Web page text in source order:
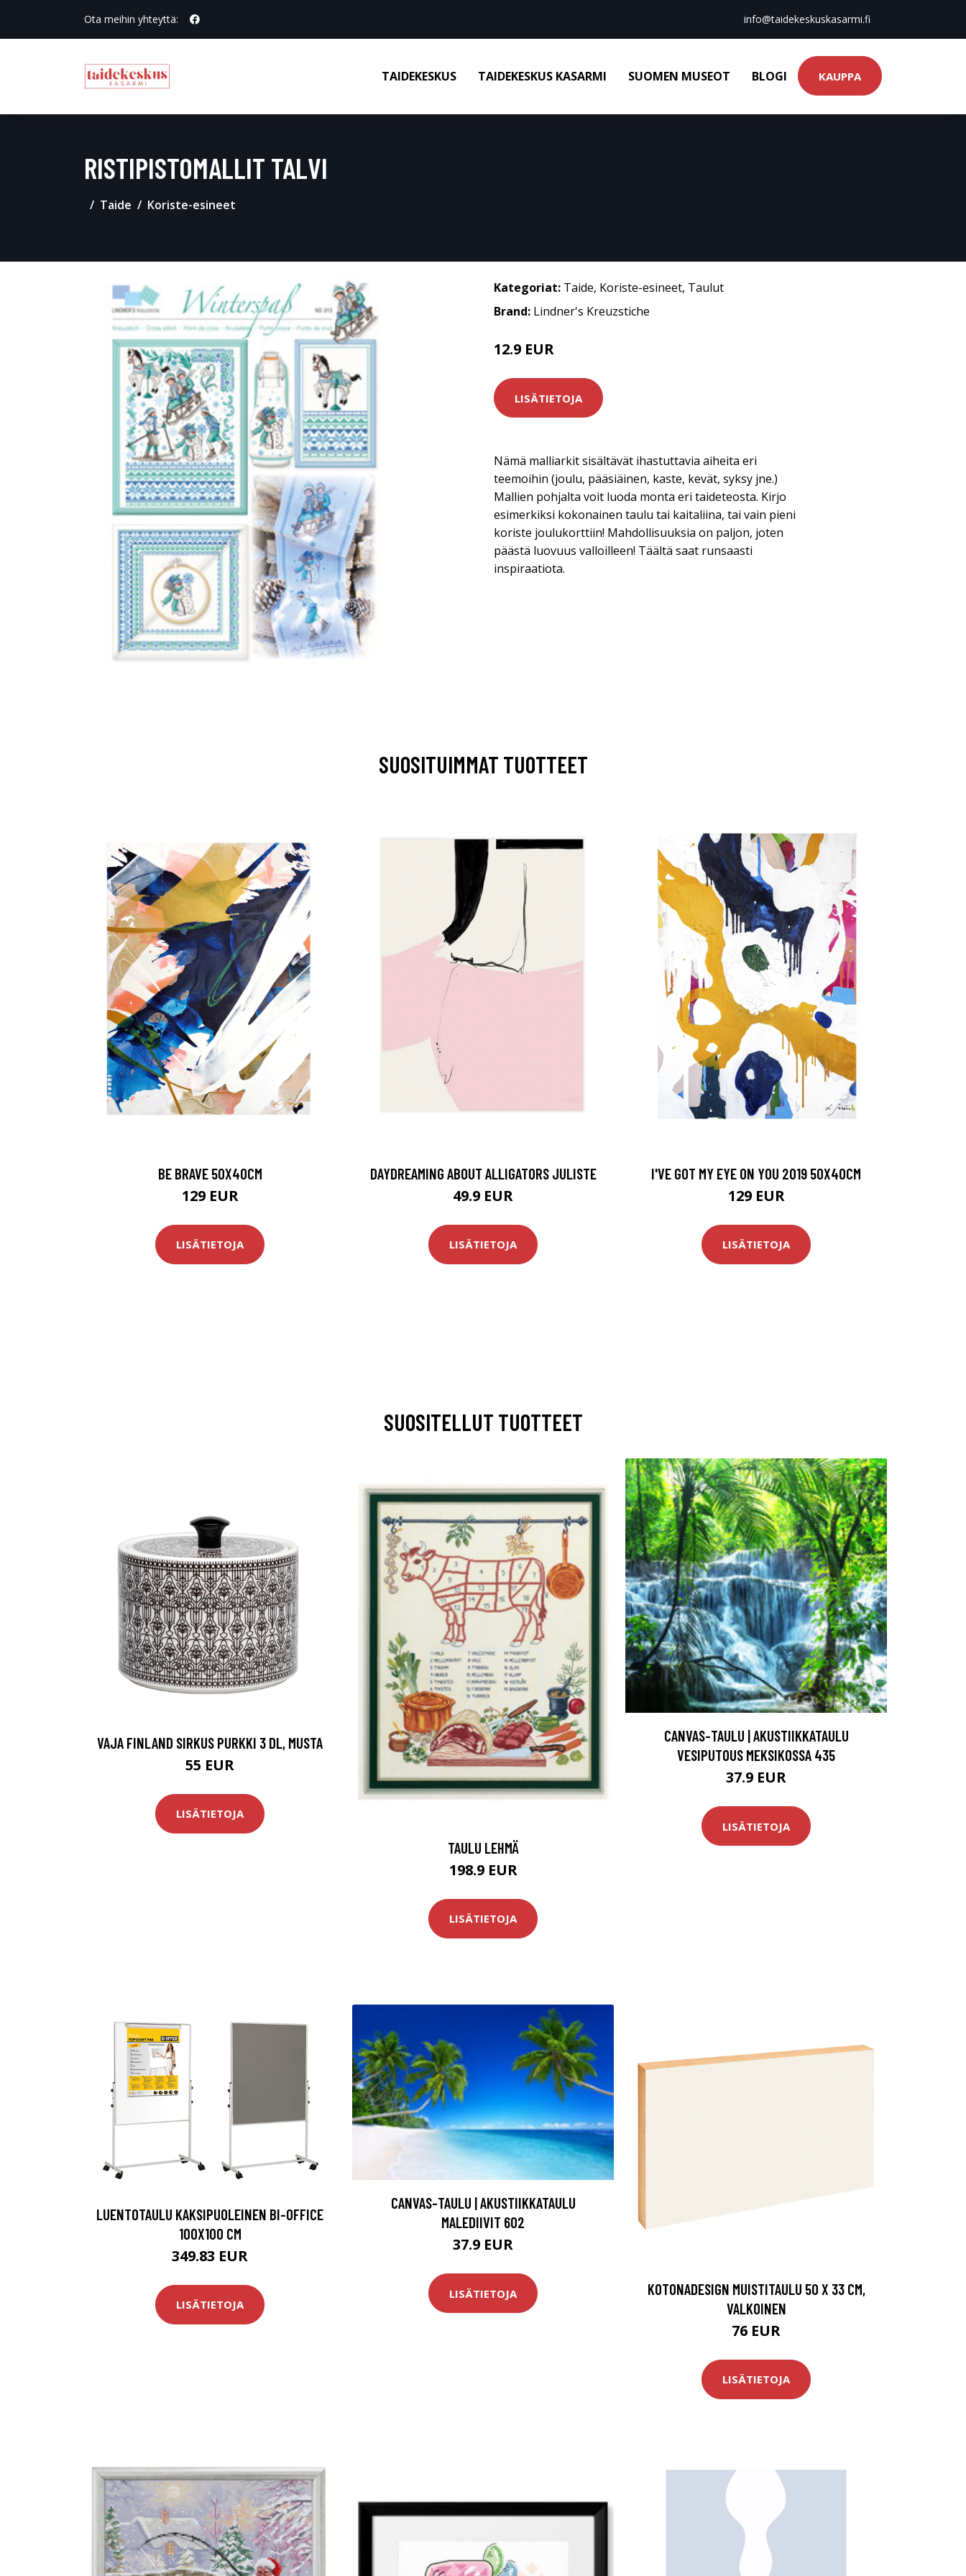
Ota meihin yhteyttä: info@taidekeskuskasarmi.fi
TAIDEKESKUS TAIDEKESKUS KASARMI SUOMEN MUSEOT BLOGI KAUPPA
RISTIPISTOMALLIT TALVI
Taide Koriste-esineet
Kategoriat: Taide, Koriste-esineet, Taulut
Brand: Lindner's Kreuzstiche
12.9 EUR
LISÄTIETOJA
Nämä malliarkit sisältävät ihastuttavia aiheita eri
teemoihin (joulu, pääsiäinen, kaste, kevät, syksy jne.)
Mallien pohjalta voit luoda monta eri taideteosta. Kirjo
esimerkiksi kokonainen taulu tai kaitaliina, tai vain pieni
koriste joulukorttiin! Mahdollisuuksia on paljon, joten
päästä luovuus valloilleen! Täältä saat runsaasti
inspiraatiota.
SUOSITUIMMAT TUOTTEET
BE BRAVE 50X40CM
129 EUR
LISÄTIETOJA
DAYDREAMING ABOUT ALLIGATORS JULISTE
49.9 EUR
LISÄTIETOJA
I'VE GOT MY EYE ON YOU 2019 50X40CM
129 EUR
LISÄTIETOJA
SUOSITELLUT TUOTTEET
VAJA FINLAND SIRKUS PURKKI 3 DL, MUSTA
55 EUR
LISÄTIETOJA
TAULU LEHMÄ
198.9 EUR
LISÄTIETOJA
CANVAS-TAULU | AKUSTIIKKATAULU
VESIPUTOUS MEKSIKOSSA 435
37.9 EUR
LISÄTIETOJA
LUENTOTAULU KAKSIPUOLEINEN BI-OFFICE
100X100 CM
349.83 EUR
LISÄTIETOJA
CANVAS-TAULU | AKUSTIIKKATAULU
MALEDIIVIT 602
37.9 EUR
LISÄTIETOJA
KOTONADESIGN MUISTITAULU 50 X 33 CM,
VALKOINEN
76 EUR
LISÄTIETOJA